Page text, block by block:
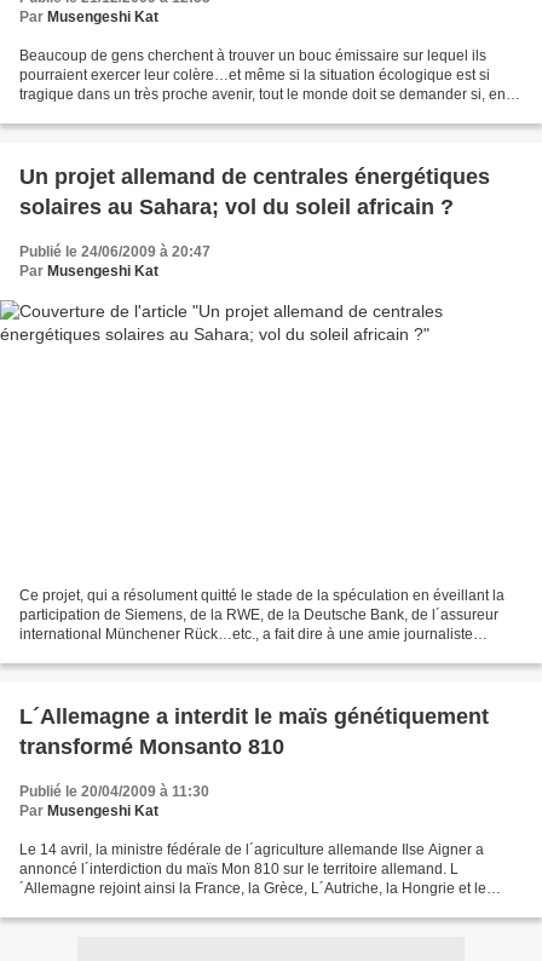
Par Musengeshi Kat
Beaucoup de gens cherchent à trouver un bouc émissaire sur lequel ils
pourraient exercer leur colère…et même si la situation écologique est si
tragique dans un très proche avenir, tout le monde doit se demander si, en
Un projet allemand de centrales énergétiques
solaires au Sahara; vol du soleil africain ?
Publié le 24/06/2009 à 20:47
Par Musengeshi Kat
Ce projet, qui a résolument quitté le stade de la spéculation en éveillant la
participation de Siemens, de la RWE, de la Deutsche Bank, de l´assureur
international Münchener Rück…etc., a fait dire à une amie journaliste
L´Allemagne a interdit le maïs génétiquement
transformé Monsanto 810
Publié le 20/04/2009 à 11:30
Par Musengeshi Kat
Le 14 avril, la ministre fédérale de l´agriculture allemande Ilse Aigner a
annoncé l´interdiction du maïs Mon 810 sur le territoire allemand. L
´Allemagne rejoint ainsi la France, la Grèce, L´Autriche, la Hongrie et le